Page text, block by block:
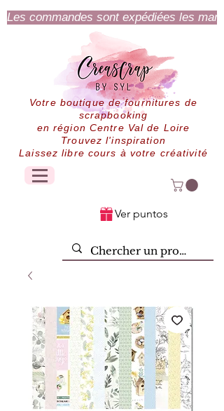
Les commandes sont expédiées les
Votre boutique de fournitures de
scrapbooking
en région Centre Val de Loire
Trouvez l'inspiration
Laissez libre cours à votre créativité
Ver puntos